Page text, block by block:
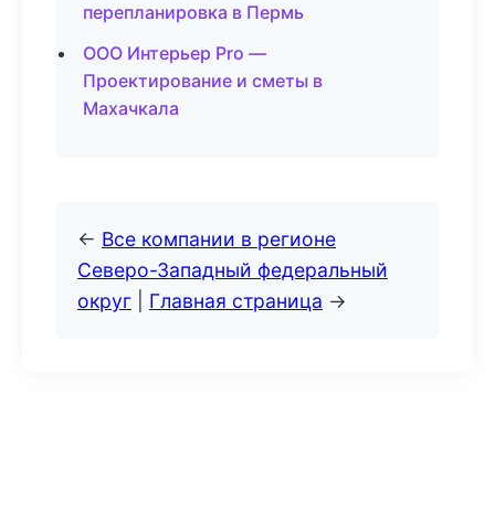
перепланировка в Пермь
ООО Интерьер Pro —
Проектирование и сметы в
Махачкала
← Все компании в регионе
Северо-Западный федеральный
округ
Главная страница →